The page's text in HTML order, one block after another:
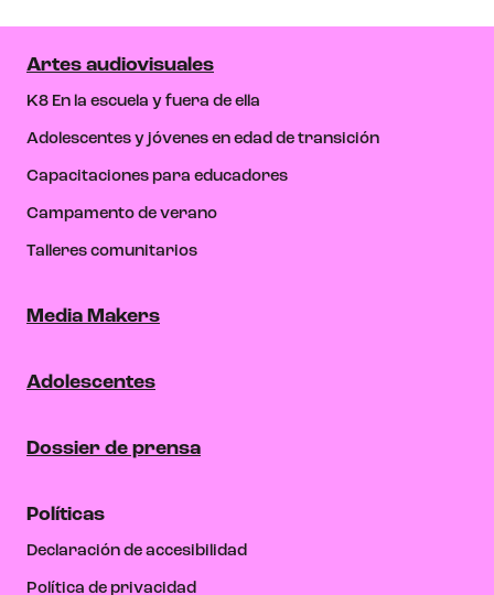
Artes audiovisuales
K8 En la escuela y fuera de ella
Adolescentes y jóvenes en edad de transición
Capacitaciones para educadores
Campamento de verano
Talleres comunitarios
Media Makers
Adolescentes
Dossier de prensa
Políticas
Declaración de accesibilidad
Política de privacidad